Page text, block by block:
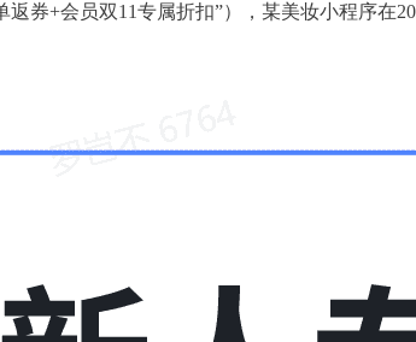
返券+会员双11专属折扣”），某美妆小程序在